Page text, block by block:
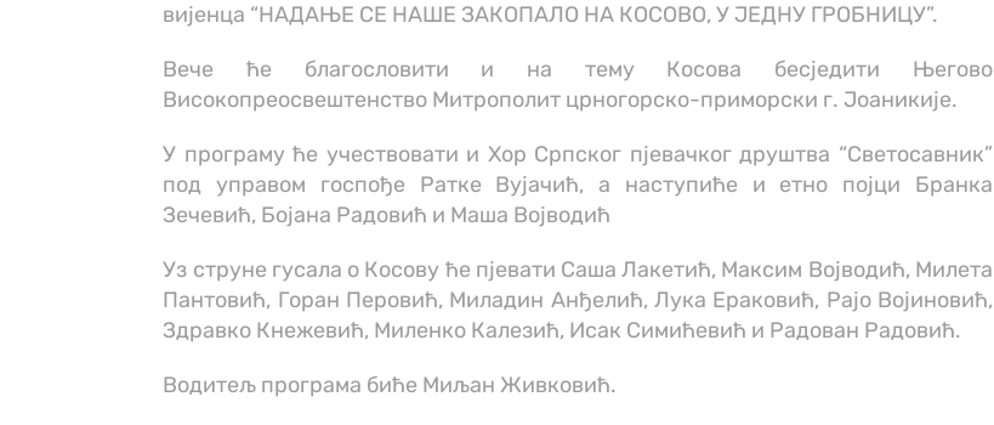
вијенца “НАДАЊЕ СЕ НАШЕ ЗАКОПАЛО НА КОСОВО, У ЈЕДНУ ГРОБНИЦУ”.
Вече ће благословити и на тему Косова бесједити Његово
Високопреосвештенство Митрополит црногорско-приморски г. Јоаникије.
У програму ће учествовати и Хор Српског пјевачког друштва “Светосавник”
под управом госпође Ратке Вујачић, а наступиће и етно појци Бранка
Зечевић, Бојана Радовић и Маша Војводић
Уз струне гусала о Косову ће пјевати Саша Лакетић, Максим Војводић, Милета
Пантовић, Горан Перовић, Миладин Анђелић, Лука Ераковић, Рајо Војиновић,
Здравко Кнежевић, Миленко Калезић, Исак Симићевић и Радован Радовић.
Водитељ програма биће Миљан Живковић.